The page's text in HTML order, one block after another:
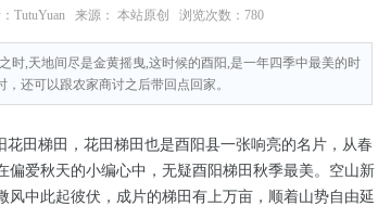
TutuYuan 来源： 本站原创 浏览次数： 780
时,天地间尽是金黄摇曳,这时候的酉阳,是一年四季中最美的时
还可以跟农家商讨之后带回点回家。
田梯田，花田梯田也是酉阳县一张响亮的名片，从春
爱秋天的小编心中，无疑酉阳梯田秋季最美。空山新
中此起彼伏，成片的梯田有上万亩，顺着山势自由延